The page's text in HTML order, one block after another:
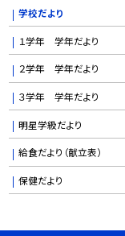
学校だより
１学年 学年だより
２学年 学年だより
３学年 学年だより
明星学級だより
給食だより（献立表）
保健だより